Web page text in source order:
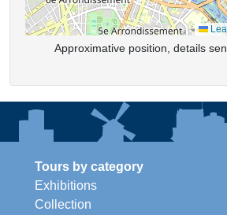
Approximative position, details
Tours by category
Exhibitions
Collection